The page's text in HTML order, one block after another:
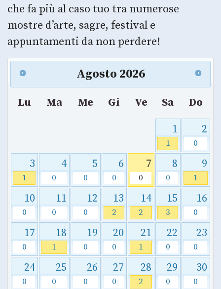
che fa più al caso tuo tra numerose
mostre d’arte, sagre, festival e
appuntamenti da non perdere!
Agosto 2026
Lu Ma Me Gi Ve Sa
Do
1
1
2
0
3
1
4
0
5
0
6
0
7
0
8
0
9
1
10
0
11
0
12
0
13
2
14
2
15
3
16
0
17
0
18
1
19
0
20
0
21
1
22
0
23
0
24
0
25
0
26
0
27
0
28
2
29
0
30
0